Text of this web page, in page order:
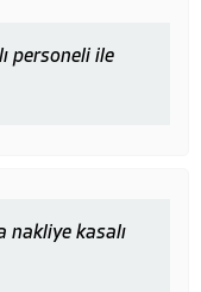
personeli ile
nakliye kasalı